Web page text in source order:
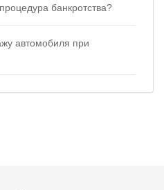
банкротства?
автомобиля при